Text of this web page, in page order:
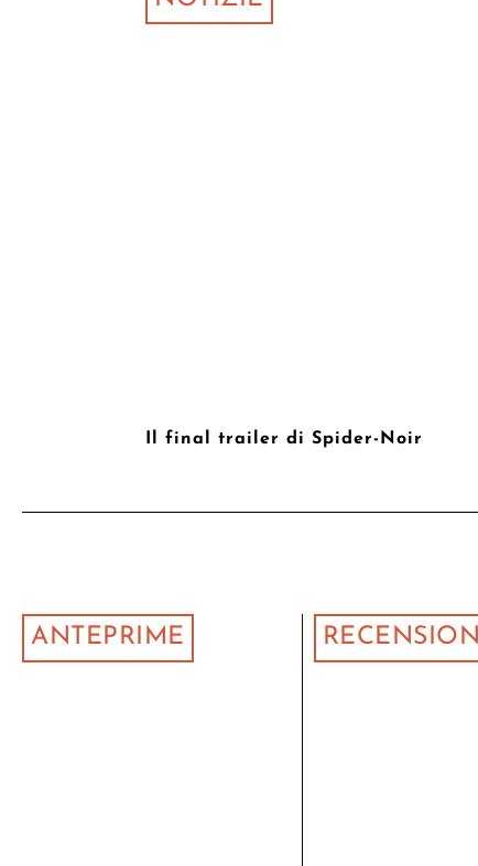
Il final trailer di Spider-Noir
ANTEPRIME